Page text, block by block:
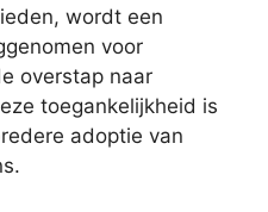
wordt een
voor
overstap naar
toegankelijkheid is
adoptie van